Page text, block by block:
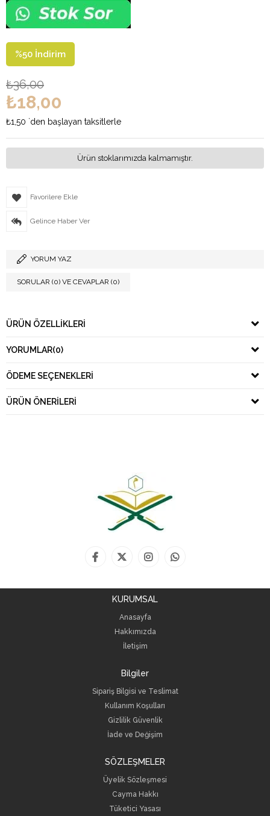
%50 İndirim
₺36,00
₺18,00
₺1,50 `den başlayan taksitlerle
Ürün stoklarımızda kalmamıştır.
Favorilere Ekle
Gelince Haber Ver
YORUM YAZ
SORULAR (0) VE CEVAPLAR (0)
ÜRÜN ÖZELLIKLERI
YORUMLAR(0)
ÖDEME SEÇENEKLERI
ÜRÜN ÖNERILERI
KURUMSAL
Anasayfa
Hakkımızda
İletişim
Bilgiler
Sipariş Bilgisi ve Teslimat
Kullanım Koşulları
Gizlilik Güvenlik
İade ve Değişim
SÖZLEŞMELER
Üyelik Sözleşmesi
Cayma Hakkı
Tüketici Yasası